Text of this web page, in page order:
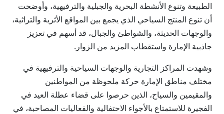
الطبيعة وتنوع الأنشطة البحرية والجبلية والترفيهية، وأوضحت
أن تنوع المنتج السياحي الذي يجمع بين المواقع الأثرية والتراثية،
والوجهات الحديثة، والشواطئ والجبال، قد أسهم في تعزيز
جاذبية الإمارة واستقطاب المزيد من الزوار.
وشهدت المراكز التجارية والوجهات السياحية والترفيهية في
مختلف مناطق الإمارة حركة ملحوظة من المواطنين
والمقيمين والسياح، الذين حرصوا على قضاء عطلة العيد في
الفجيرة للاستمتاع بالأجواء الاحتفالية والفعاليات المصاحبة، في